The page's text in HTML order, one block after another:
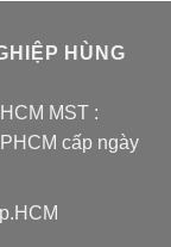
HÙNG
MST :
cấp ngày